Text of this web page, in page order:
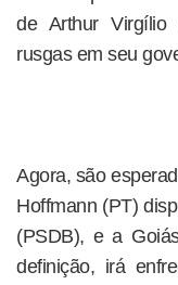
de Arthur Virgílio
rusgas em seu
Agora, são
Hoffmann (PT)
(PSDB), e a
definição, irá